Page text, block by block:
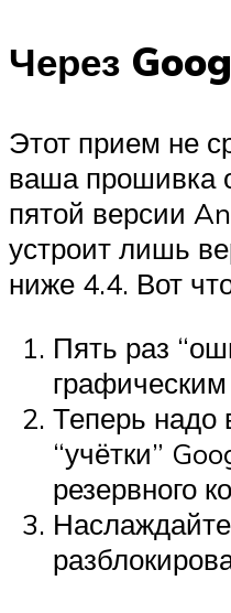
Через
Этот прием не
ваша прошивка
пятой версии
устроит лишь
ниже 4.4. Вот
Пять раз
Теперь надо
“учётки”
резервного